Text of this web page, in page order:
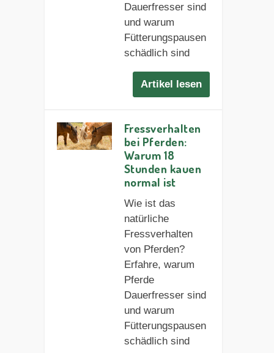
Dauerfresser sind
und warum
Fütterungspausen
schädlich sind
Artikel lesen
Fressverhalten
bei Pferden:
Warum 18
Stunden kauen
normal ist
Wie ist das
natürliche
Fressverhalten
von Pferden?
Erfahre, warum
Pferde
Dauerfresser sind
und warum
Fütterungspausen
schädlich sind